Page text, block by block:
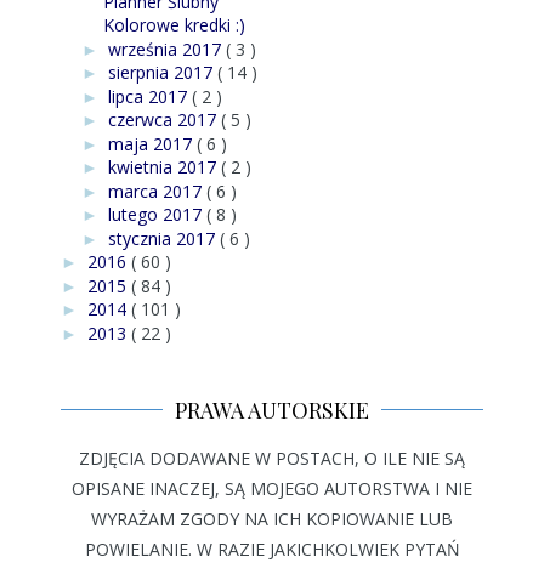
Kolorowe kredki :)
► września 2017 ( 3 )
► sierpnia 2017 ( 14 )
► lipca 2017 ( 2 )
► czerwca 2017 ( 5 )
► maja 2017 ( 6 )
► kwietnia 2017 ( 2 )
► marca 2017 ( 6 )
► lutego 2017 ( 8 )
► stycznia 2017 ( 6 )
► 2016 ( 60 )
► 2015 ( 84 )
► 2014 ( 101 )
► 2013 ( 22 )
PRAWA AUTORSKIE
ZDJĘCIA DODAWANE W POSTACH, O ILE NIE SĄ
OPISANE INACZEJ, SĄ MOJEGO AUTORSTWA I NIE
WYRAŻAM ZGODY NA ICH KOPIOWANIE LUB
POWIELANIE. W RAZIE JAKICHKOLWIEK PYTAŃ